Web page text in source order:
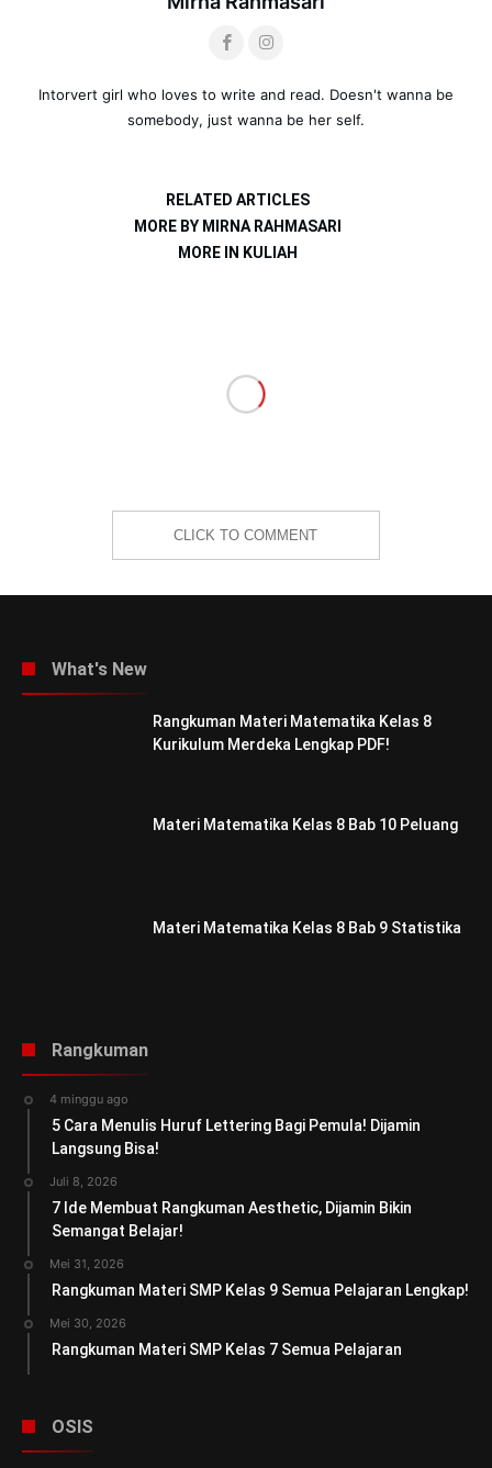
Intorvert girl who loves to write and read. Doesn't wanna be
somebody, just wanna be her self.
RELATED ARTICLES
MORE BY MIRNA RAHMASARI
MORE IN KULIAH
CLICK TO COMMENT
What's New
Rangkuman Materi Matematika Kelas 8
Kurikulum Merdeka Lengkap PDF!
Materi Matematika Kelas 8 Bab 10 Peluang
Materi Matematika Kelas 8 Bab 9 Statistika
Rangkuman
4 minggu ago
5 Cara Menulis Huruf Lettering Bagi Pemula! Dijamin
Langsung Bisa!
Juli 8, 2026
7 Ide Membuat Rangkuman Aesthetic, Dijamin Bikin
Semangat Belajar!
Mei 31, 2026
Rangkuman Materi SMP Kelas 9 Semua Pelajaran Lengkap!
Mei 30, 2026
Rangkuman Materi SMP Kelas 7 Semua Pelajaran
OSIS